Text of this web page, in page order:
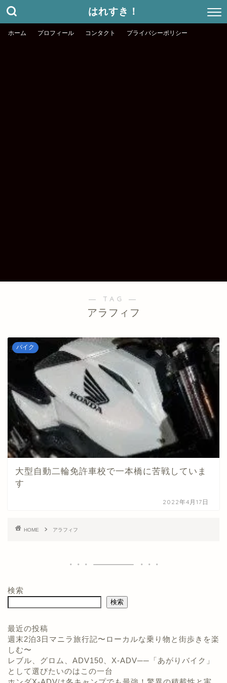
はれすき！
ホーム プロフィール コンタクト プライバシーポリシー
― TAG ―
アラフィフ
バイク
大型自動二輪免許車校で一本橋に苦戦していま
す
2022年4月17日
HOME アラフィフ
検索
検索
最近の投稿
週末2泊3日マニラ旅行記〜ローカルな乗り物と街歩きを楽
しむ〜
レブル、グロム、ADV150、X-ADV──「あがりバイク」
として選びたいのはこの一台
プロフィール